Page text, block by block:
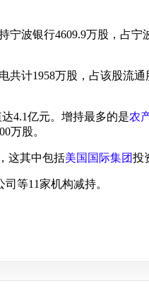
持宁波银行4609.9万股，占
共计1958万股，占该股流
4.1亿元。增持最多的是农
万股。
这其中包括美国国际集团投
司等11家机构减持。